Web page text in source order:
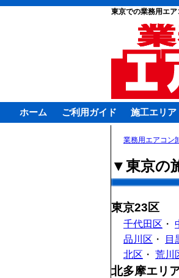
東京での業務用エ
ホーム ご利用ガイド 施工エリア
業務用エアコン
▼東京の
東京23区
千代田区 ・
品川区 ・ 目
北区 ・ 荒川
北多摩エリ